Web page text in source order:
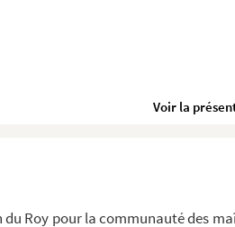
Roy pour la communauté des